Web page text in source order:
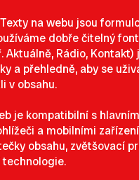
Texty na webu jsou
dobře čitelný
Aktuálně, Rádio, Kontakt)
a přehledně, aby se
v obsahu.
je kompatibilní s
a mobilními
obsahu, zvětšovací